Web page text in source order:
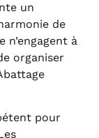
un
de
n’engagent à
organiser
pour